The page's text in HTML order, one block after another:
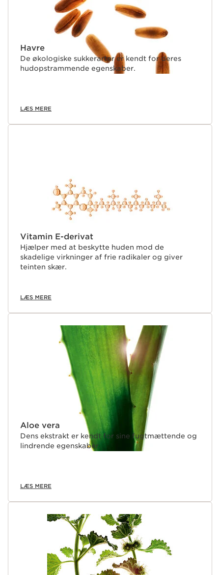
Havre
De økologiske sukkerarter er kendt for deres
hudopstrammende egenskaber.
LÆS MERE
Vitamin E-derivat
Hjælper med at beskytte huden mod de
skadelige virkninger af frie radikaler og giver
teinten skær.
LÆS MERE
Aloe vera
Dens ekstrakt er kendt for sine fugtmættende og
lindrende egenskaber.
LÆS MERE